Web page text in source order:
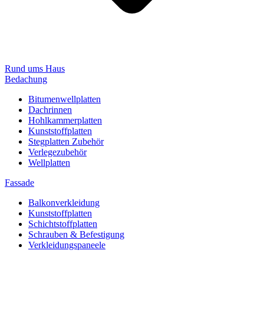
Rund ums Haus
Bedachung
Bitumenwellplatten
Dachrinnen
Hohlkammerplatten
Kunststoffplatten
Stegplatten Zubehör
Verlegezubehör
Wellplatten
Fassade
Balkonverkleidung
Kunststoffplatten
Schichtstoffplatten
Schrauben & Befestigung
Verkleidungspaneele